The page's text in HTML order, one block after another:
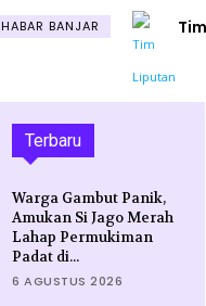
HABAR BANJAR
Terbaru
Warga Gambut Panik,
Amukan Si Jago Merah
Lahap Permukiman
Padat di...
6 AGUSTUS 2026